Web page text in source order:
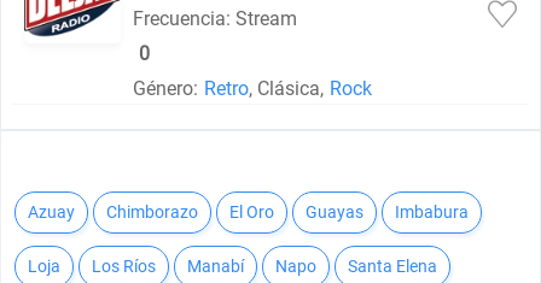
Frecuencia: Stream
0
Género: Retro, Clásica, Rock
Azuay Chimborazo El Oro Guayas Imbabura
Loja Los Ríos Manabí Napo Santa Elena